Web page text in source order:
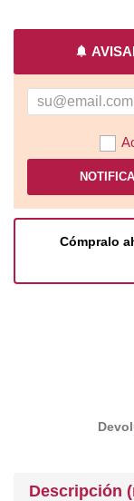
notifications
Cómpralo
Descripción